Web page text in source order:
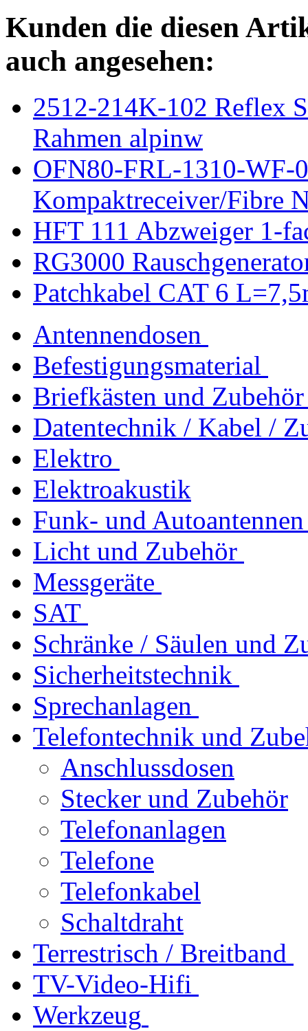
Kunden die diesen
auch angesehen:
2512-214K-102 Reflex
Rahmen alpinw
OFN80-FRL-1310-WF-
Kompaktreceiver/Fibre
HFT 111 Abzweiger 1-
RG3000
Patchkabel CAT 6
Antennendosen
Befestigungsmaterial
Briefkästen und Zubehör
Datentechnik / Kabel /
Elektro
Elektroakustik
Funk- und Autoantennen
Licht und Zubehör
Messgeräte
SAT
Schränke / Säulen und
Sicherheitstechnik
Sprechanlagen
Telefontechnik und
Anschlussdosen
Stecker und Zubehör
Telefonanlagen
Telefone
Telefonkabel
Schaltdraht
Terrestrisch / Breitband
TV-Video-Hifi
Werkzeug